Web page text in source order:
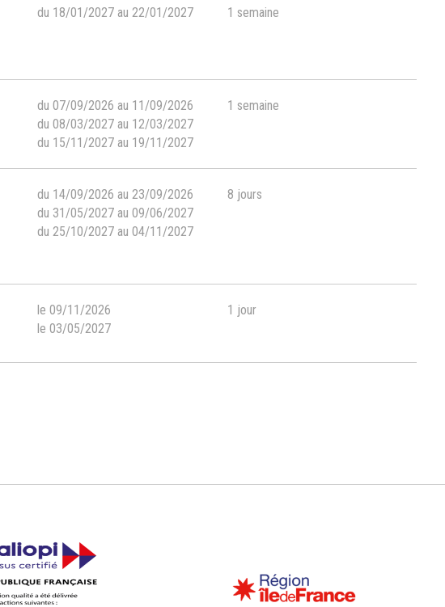
du 18/01/2027 au 22/01/2027 1 semaine
du 07/09/2026 au 11/09/2026
du 08/03/2027 au 12/03/2027
du 15/11/2027 au 19/11/2027
1 semaine
du 14/09/2026 au 23/09/2026
du 31/05/2027 au 09/06/2027
du 25/10/2027 au 04/11/2027
8 jours
le 09/11/2026
le 03/05/2027
1 jour